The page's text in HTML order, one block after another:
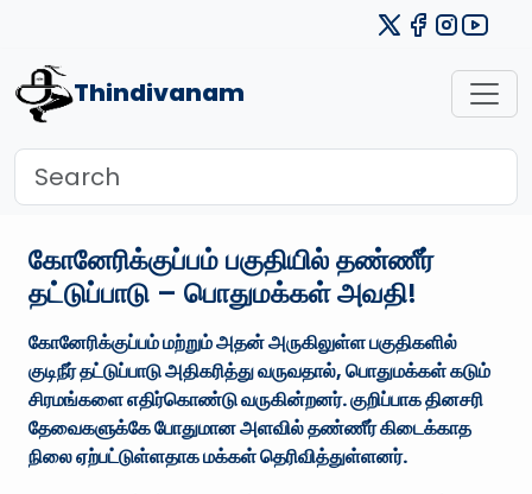
Thindivanam
கோனேரிக்குப்பம் பகுதியில் தண்ணீர்
தட்டுப்பாடு – பொதுமக்கள் அவதி!
கோனேரிக்குப்பம் மற்றும் அதன் அருகிலுள்ள பகுதிகளில்
குடிநீர் தட்டுப்பாடு அதிகரித்து வருவதால், பொதுமக்கள் கடும்
சிரமங்களை எதிர்கொண்டு வருகின்றனர். குறிப்பாக தினசரி
தேவைகளுக்கே போதுமான அளவில் தண்ணீர் கிடைக்காத
நிலை ஏற்பட்டுள்ளதாக மக்கள் தெரிவித்துள்ளனர்.